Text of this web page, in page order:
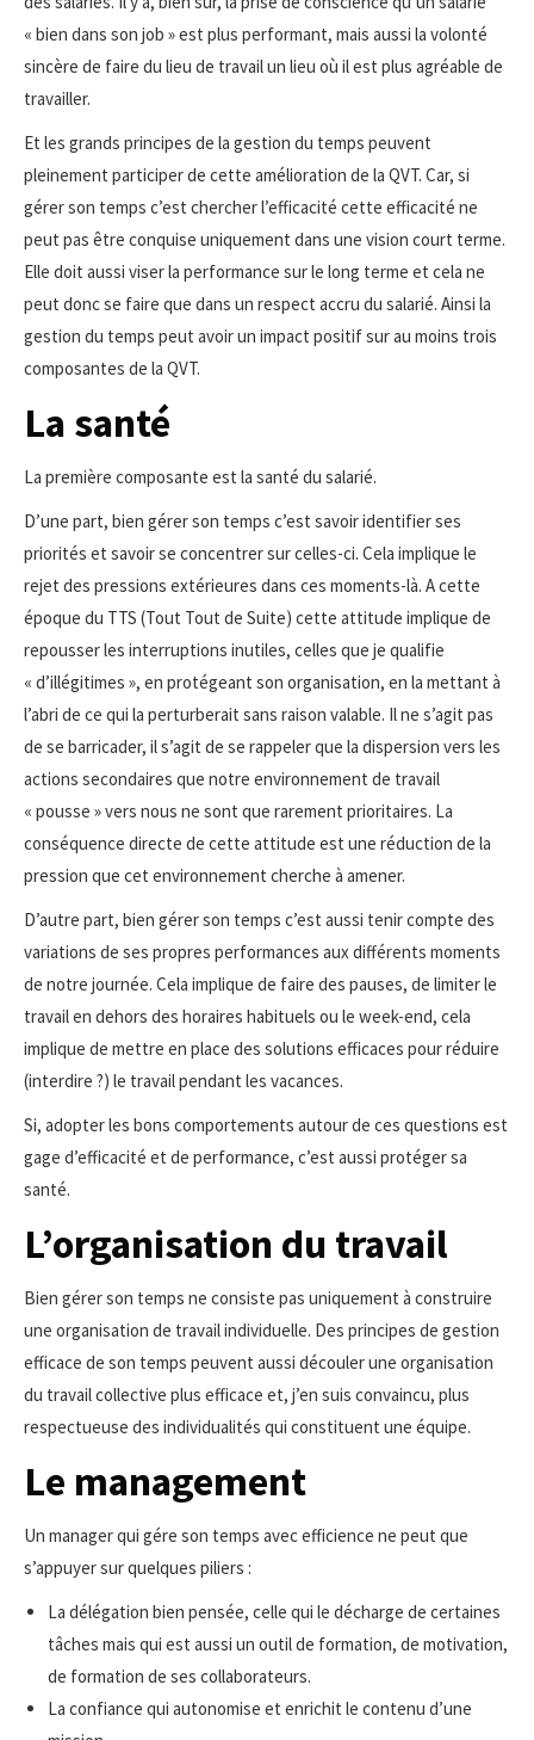
« bien dans son job » est plus performant, mais aussi la volonté
sincère de faire du lieu de travail un lieu où il est plus agréable de
travailler.
Et les grands principes de la gestion du temps peuvent
pleinement participer de cette amélioration de la QVT. Car, si
gérer son temps c’est chercher l’efficacité cette efficacité ne
peut pas être conquise uniquement dans une vision court terme.
Elle doit aussi viser la performance sur le long terme et cela ne
peut donc se faire que dans un respect accru du salarié. Ainsi la
gestion du temps peut avoir un impact positif sur au moins trois
composantes de la QVT.
La santé
La première composante est la santé du salarié.
D’une part, bien gérer son temps c’est savoir identifier ses
priorités et savoir se concentrer sur celles-ci. Cela implique le
rejet des pressions extérieures dans ces moments-là. A cette
époque du TTS (Tout Tout de Suite) cette attitude implique de
repousser les interruptions inutiles, celles que je qualifie
« d’illégitimes », en protégeant son organisation, en la mettant à
l’abri de ce qui la perturberait sans raison valable. Il ne s’agit pas
de se barricader, il s’agit de se rappeler que la dispersion vers les
actions secondaires que notre environnement de travail
« pousse » vers nous ne sont que rarement prioritaires. La
conséquence directe de cette attitude est une réduction de la
pression que cet environnement cherche à amener.
D’autre part, bien gérer son temps c’est aussi tenir compte des
variations de ses propres performances aux différents moments
de notre journée. Cela implique de faire des pauses, de limiter le
travail en dehors des horaires habituels ou le week-end, cela
implique de mettre en place des solutions efficaces pour réduire
(interdire ?) le travail pendant les vacances.
Si, adopter les bons comportements autour de ces questions est
gage d’efficacité et de performance, c’est aussi protéger sa
santé.
L’organisation du travail
Bien gérer son temps ne consiste pas uniquement à construire
une organisation de travail individuelle. Des principes de gestion
efficace de son temps peuvent aussi découler une organisation
du travail collective plus efficace et, j’en suis convaincu, plus
respectueuse des individualités qui constituent une équipe.
Le management
Un manager qui gére son temps avec efficience ne peut que
s’appuyer sur quelques piliers :
La délégation bien pensée, celle qui le décharge de certaines
tâches mais qui est aussi un outil de formation, de motivation,
de formation de ses collaborateurs.
La confiance qui autonomise et enrichit le contenu d’une